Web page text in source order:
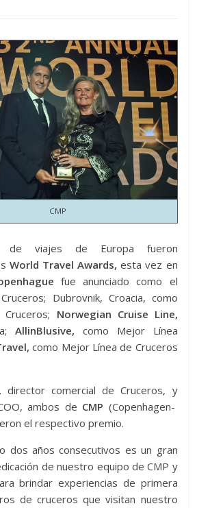
CMP
de viajes de Europa fueron
World Travel Awards, esta vez en
fue anunciado como el
Dubrovnik, Croacia, como
Norwegian Cruise Line,
AllinBlusive, como Mejor Línea
como Mejor Línea de Cruceros
director comercial de Cruceros, y
ambos de CMP (Copenhagen-
el respectivo premio.
dos años consecutivos es un gran
de nuestro equipo de CMP y
brindar experiencias de primera
de cruceros que visitan nuestro